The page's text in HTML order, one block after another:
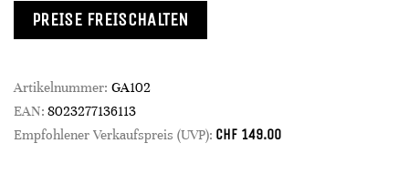
PREISE FREISCHALTEN
Artikelnummer: GA102
EAN: 8023277136113
Empfohlener Verkaufspreis (UVP): CHF 149.00